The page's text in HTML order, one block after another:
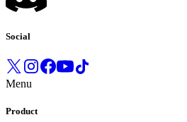
Social
Menu
Product